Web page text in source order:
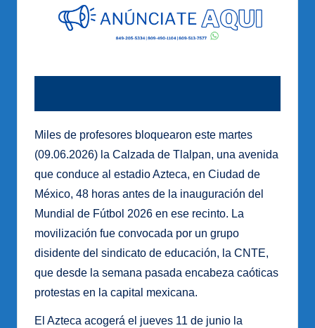
Miles de profesores bloquearon este martes
(09.06.2026) la Calzada de Tlalpan, una avenida
que conduce al estadio Azteca, en Ciudad de
México, 48 horas antes de la inauguración del
Mundial de Fútbol 2026 en ese recinto. La
movilización fue convocada por un grupo
disidente del sindicato de educación, la CNTE,
que desde la semana pasada encabeza caóticas
protestas en la capital mexicana.
El Azteca acogerá el jueves 11 de junio la